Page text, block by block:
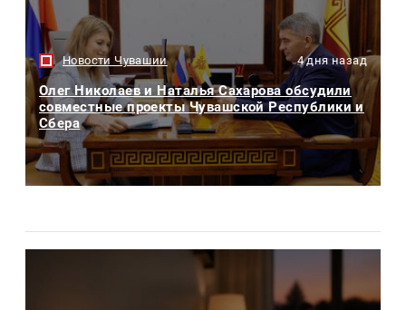
Новости Чувашии 4 дня назад
Олег Николаев и Наталья Сахарова обсудили
совместные проекты Чувашской Республики и
Сбера